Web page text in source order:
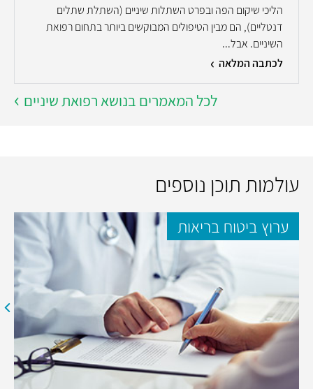
הליכי שיקום הפה ובפרט השתלות שיניים (השתלת שתלים
דנטליים), הם מבין הטיפולים המבוקשים ביותר בתחום רפואת
השיניים. אבל...
לכתבה המלאה
לכל המאמרים בנושא רפואת שיניים
עולמות תוכן נוספים
ערוץ ביטוח בריאות